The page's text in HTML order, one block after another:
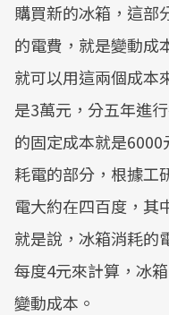
購買新的冰箱，這部
的電費，就是變動成
就可以用這兩個成本
是3萬元，分五年進
的固定成本就是
耗電的部分，根據工
電大約在四百度，其
就是說，冰箱消耗的
每度4元來計算，冰
變動成本。